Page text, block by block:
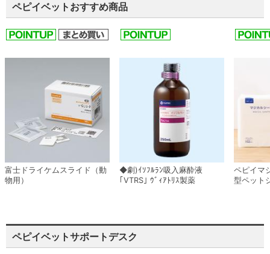
ペピイベットおすすめ商品
富士ドライケムスライド（動
物用）
◆劇)ｲｿﾌﾙﾗﾝ吸入麻酔液
｢VTRS｣ ｳﾞｨｱﾄﾘｽ製薬
ペピイマ
型ペット
ペピイベットサポートデスク